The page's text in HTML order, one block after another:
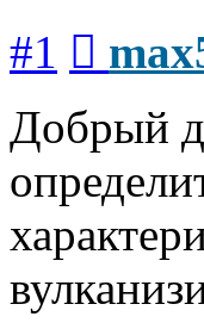
#1
Добрый